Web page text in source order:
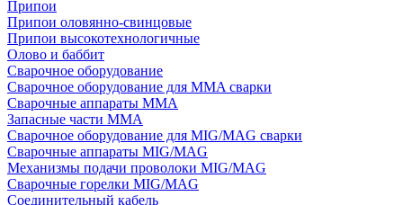
Припои
Припои оловянно-свинцовые
Припои высокотехнологичные
Олово и баббит
Сварочное оборудование
Сварочное оборудование для MMA сварки
Сварочные аппараты MMA
Запасные части MMA
Сварочное оборудование для MIG/MAG сварки
Сварочные аппараты MIG/MAG
Механизмы подачи проволоки MIG/MAG
Сварочные горелки MIG/MAG
Соединительный кабель